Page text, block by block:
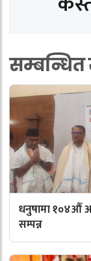
धनुषामा १०४औँ
सम्पन्न